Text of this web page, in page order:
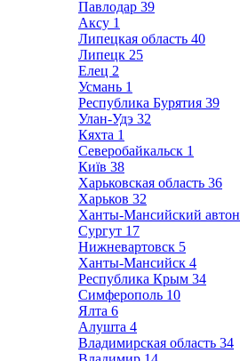
Павлодар 39
Аксу 1
Липецкая область 40
Липецк 25
Елец 2
Усмань 1
Республика Бурятия 39
Улан-Удэ 32
Кяхта 1
Северобайкальск 1
Київ 38
Харьковская область 36
Харьков 32
Ханты-Мансийский
Сургут 17
Нижневартовск 5
Ханты-Мансийск 4
Республика Крым 34
Симферополь 10
Ялта 6
Алушта 4
Владимирская область 34